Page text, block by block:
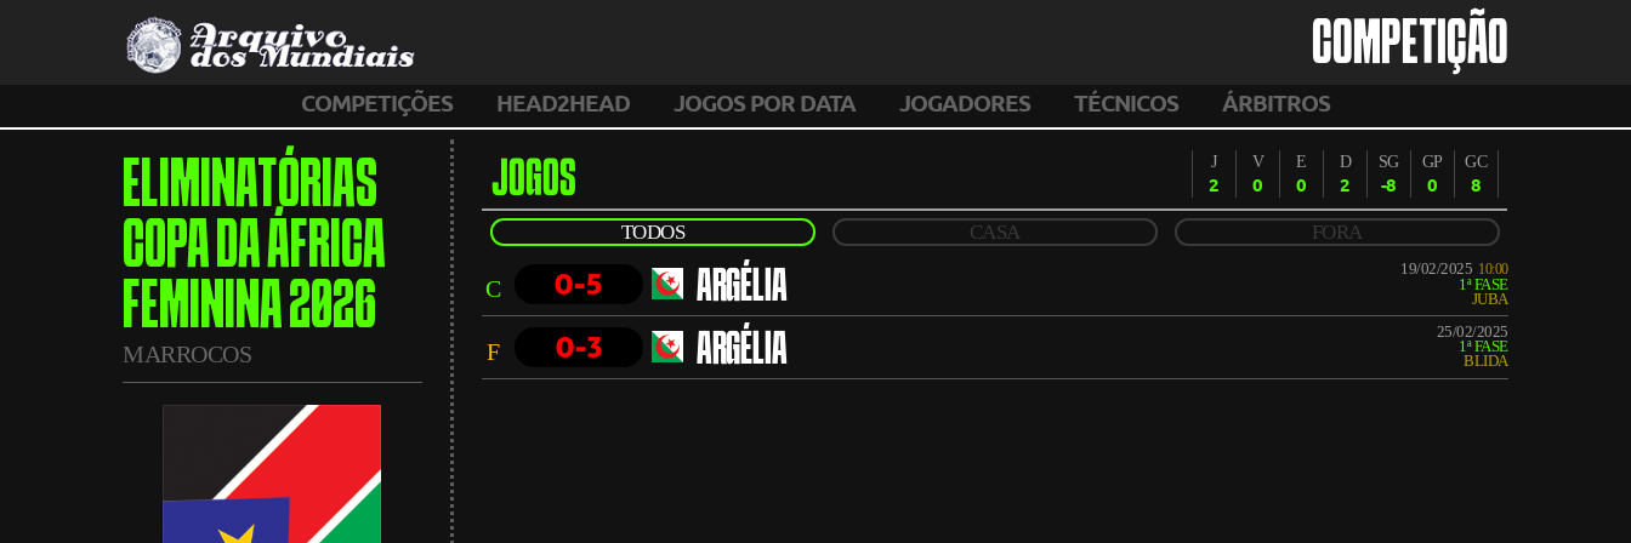
COMPETIÇÃO
COMPETIÇÕES HEAD2HEAD JOGOS POR DATA JOGADORES TÉCNICOS ÁRBITROS
ELIMINATÓRIAS
COPA DA ÁFRICA
FEMININA 2026
MARROCOS
JOGOS J
2
V
0
E
0
D
2
SG
-8
GP
0
GC
8
TODOS CASA FORA
C 0-5 ARGÉLIA 19/02/2025 10:00
1ª FASE
JUBA
F 0-3 ARGÉLIA
25/02/2025
1ª FASE
BLIDA